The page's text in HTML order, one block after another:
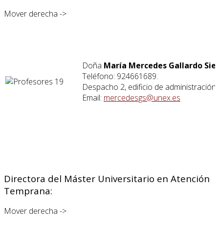
Mover derecha ->
Doña María Mercedes Gallardo
Teléfono: 924661689.
Despacho 2, edificio de administración.
Email: mercedesgs@unex.es
Directora del Máster Universitario en Atención
Temprana:
Mover derecha ->